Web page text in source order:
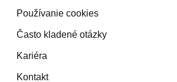
Používanie cookies
Často kladené otázky
Kariéra
Kontakt